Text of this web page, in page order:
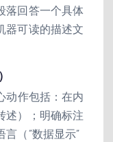
落回答一个具体
器可读的描述文
动作包括：在内
述）；明确标注
（”数据显示”